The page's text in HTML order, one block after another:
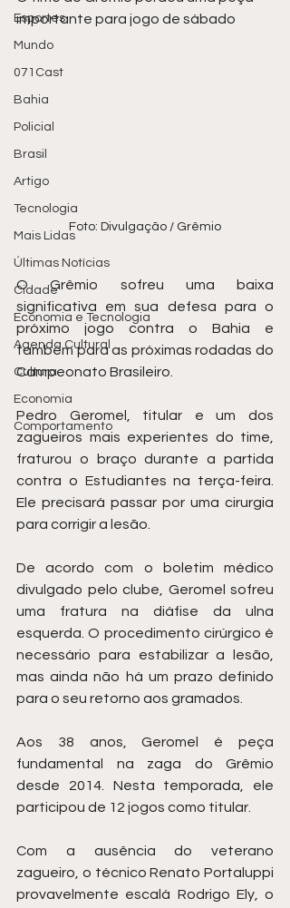
Esportes
Mundo
071Cast
Bahia
Policial
Brasil
Artigo
Tecnologia
Mais Lidas
Últimas Notícias
Cidade
Economia e Tecnologia
Agenda Cultural
Cultura
Economia
Comportamento
importante para jogo de sábado
Foto: Divulgação / Grêmio
O Grêmio sofreu uma baixa
significativa em sua defesa para o
próximo jogo contra o Bahia e
também para as próximas rodadas do
Campeonato Brasileiro.
Pedro Geromel, titular e um dos
zagueiros mais experientes do time,
fraturou o braço durante a partida
contra o Estudiantes na terça-feira.
Ele precisará passar por uma cirurgia
para corrigir a lesão.
De acordo com o boletim médico
divulgado pelo clube, Geromel sofreu
uma fratura na diáfise da ulna
esquerda. O procedimento cirúrgico é
necessário para estabilizar a lesão,
mas ainda não há um prazo definido
para o seu retorno aos gramados.
Aos 38 anos, Geromel é peça
fundamental na zaga do Grêmio
desde 2014. Nesta temporada, ele
participou de 12 jogos como titular.
Com a ausência do veterano
zagueiro, o técnico Renato Portaluppi
provavelmente escalá Rodrigo Ely, o